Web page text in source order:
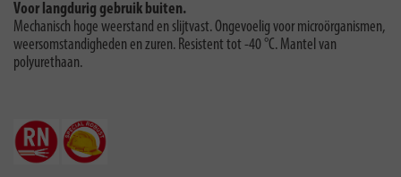
Voor langdurig gebruik buiten.
Mechanisch hoge weerstand en slijtvast. Ongevoelig voor microörganismen,
weersomstandigheden en zuren. Resistent tot -40 °C. Mantel van
polyurethaan.